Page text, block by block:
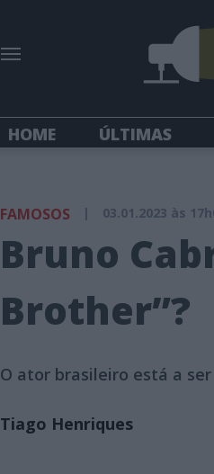
HOME ÚLTIMAS
FAMOSOS | 03.01.2023 às
Bruno
Brother”?
O ator brasileiro está a
Tiago Henriques